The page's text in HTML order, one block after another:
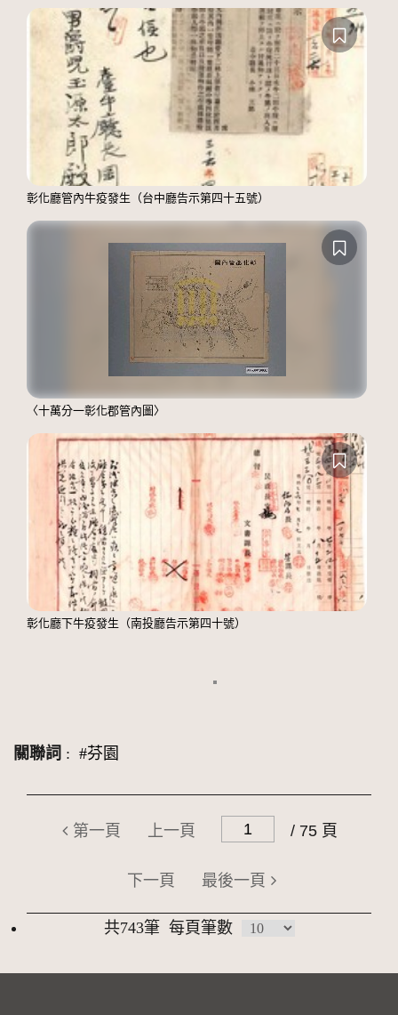
彰化廳管內牛疫發生（台中廳告示第四十五號）
〈十萬分一彰化郡管內圖〉
彰化廳下牛疫發生（南投廳告示第四十號）
關聯詞 : #芬園
第一頁 上一頁 / 75 頁
下一頁 最後一頁
共743筆 每頁筆數